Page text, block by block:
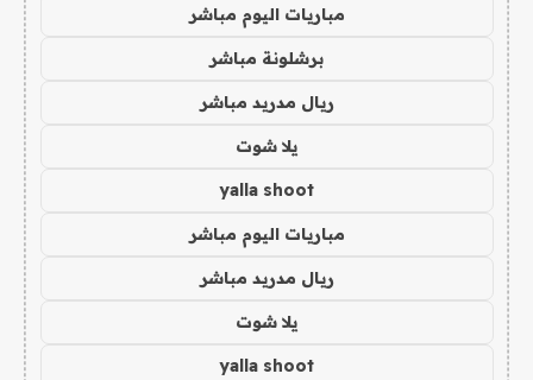
مباريات اليوم مباشر
برشلونة مباشر
ريال مدريد مباشر
يلا شوت
yalla shoot
مباريات اليوم مباشر
ريال مدريد مباشر
يلا شوت
yalla shoot